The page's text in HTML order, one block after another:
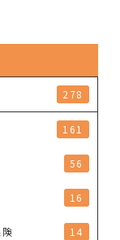
278
161
56
16
14